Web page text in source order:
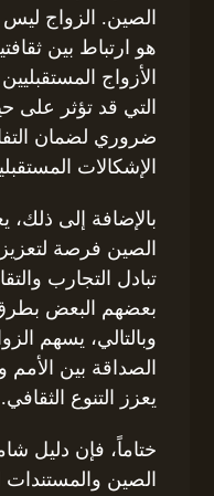
الصين. الزواج
هو ارتباط بين
الأزواج
التي قد تؤثر على
ضروري لضمان
الإشكالات
بالإضافة إلى ذلك،
الصين فرصة لتعزيز
تبادل التجارب
بعضهم البعض
وبالتالي، يسهم
الصداقة بين الأمم
يعزز التنوع الثقافي.
ختاماً، فإن دليل
الصين والمستندات